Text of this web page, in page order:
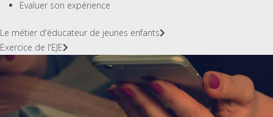
Evaluer son expérience
Le métier d'éducateur de jeunes enfants
Exercice de l'EJE